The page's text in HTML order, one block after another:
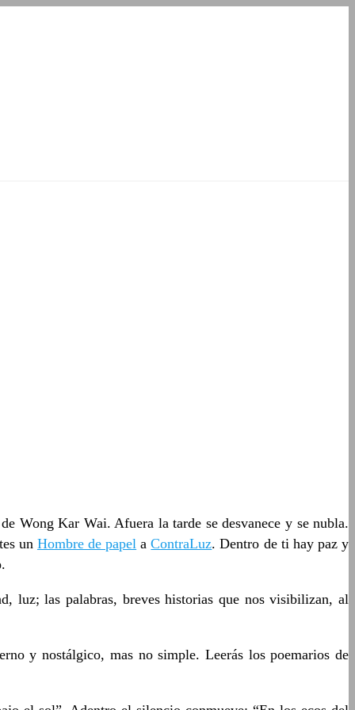
Wong Kar Wai. Afuera la tarde se desvanece y se nubla.
un Hombre de papel aContraLuz. Dentro de ti hay paz y
luz; las palabras, breves historias que nos visibilizan, al
y nostálgico, mas no simple. Leerás los poemarios de